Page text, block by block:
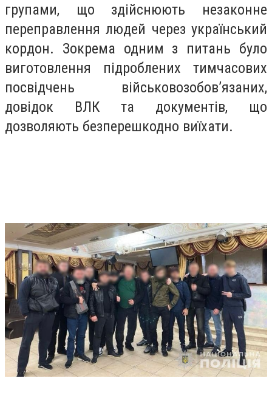
групами, що здійснюють незаконне
переправлення людей через український
кордон. Зокрема одним з питань було
виготовлення підроблених тимчасових
посвідчень військовозобов’язаних,
довідок ВЛК та документів, що
дозволяють безперешкодно виїхати.